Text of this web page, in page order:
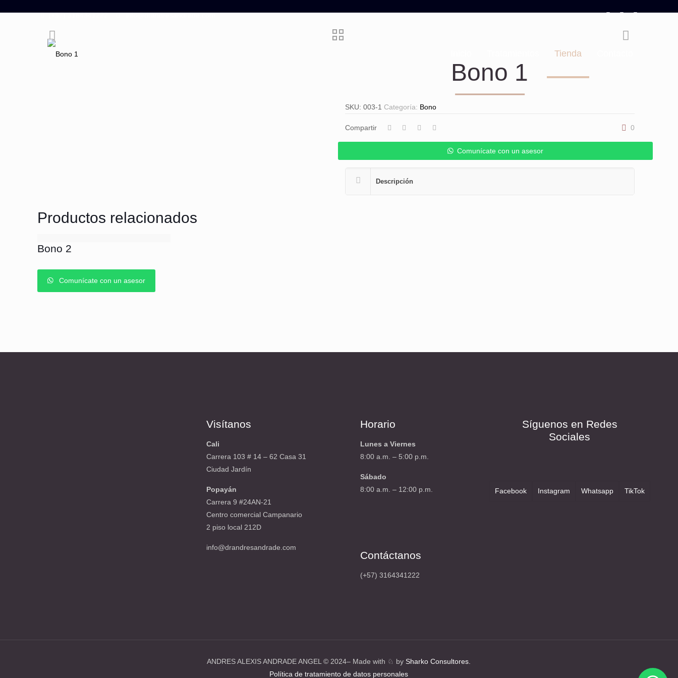
(+57) 3164341222 info@drandresandrade.com
Tienda
Bono 1
SKU: 003-1 Categoría: Bono
Compartir 0
Comunícate con un asesor
Descripción
Productos relacionados
Bono 2
Comunícate con un asesor
Visítanos
Cali
Carrera 103 # 14 – 62 Casa 31
Ciudad Jardín
Popayán
Carrera 9 #24AN-21
Centro comercial Campanario
2 piso local 212D
info@drandresandrade.com
Horario
Lunes a Viernes
8:00 a.m. – 5:00 p.m.
Sábado
8:00 a.m. – 12:00 p.m.
Contáctanos
(+57) 3164341222
Síguenos en Redes
Sociales
Facebook Instagram Whatsapp TikTok
ANDRES ALEXIS ANDRADE ANGEL ©️ 2024– Made with ♘ bySharko Consultores.
Política de tratamiento de datos personales